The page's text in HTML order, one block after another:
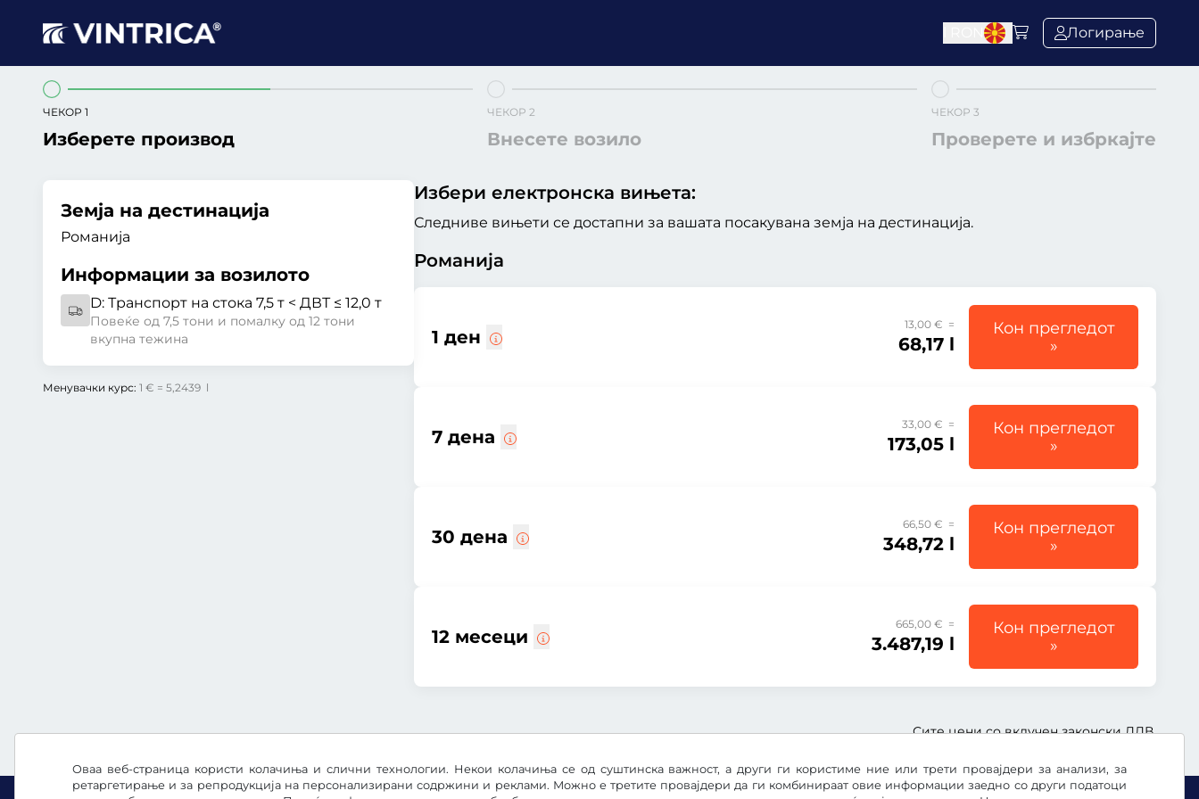
Оваа веб-страница користи колачиња и слични технологии. Некои колачиња се од суштинска важност, а други ги користиме ние или трети провајдери за анализи, за
ретаргетирање и за репродукција на персонализирани содржини и реклами. Можно е третите провајдери да ги комбинираат овие информации заедно со други податоци
Логирање
ЧЕКОР 1
Изберете производ
ЧЕКОР 2
Внесете возило
ЧЕКОР 3
Проверете и избркајте
Земја на дестинација
Романија
Информации за возилото
D: Транспорт на стока 7,5 т < ДВТ ≤ 12,0 т
Повеќе од 7,5 тони и помалку од 12 тони
вкупна тежина
Менувачки курс: 1 € = 5,2439 l
Избери електронска вињета:
Следниве вињети се достапни за вашата посакувана земја на дестинација.
Романија
1 ден
13,00 € =
68,17 l
Кон прегледот
»
7 дена
33,00 € =
173,05 l
Кон прегледот
»
30 дена
66,50 € =
348,72 l
Кон прегледот
»
12 месеци
665,00 € =
3.487,19 l
Кон прегледот
»
Сите цени со вклучен законски ДДВ.